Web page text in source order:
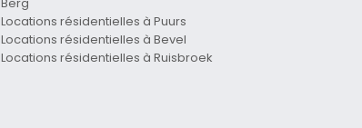
Locations résidentielles à Puurs
Locations résidentielles à Bevel
Locations résidentielles à Ruisbroek